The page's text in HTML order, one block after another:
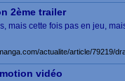
2ème trailer
mais cette fois pas en jeu,
actualite/article/79219/
vidéo